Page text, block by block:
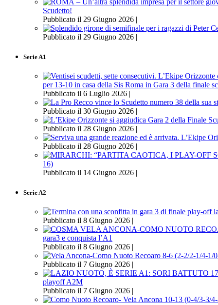
Scudetto!
Pubblicato il 29 Giugno 2026 |
Pubblicato il 29 Giugno 2026 |
Serie A1
per 13-10 in casa della Sis Roma in Gara 3 della finale
Pubblicato il 6 Luglio 2026 |
Pubblicato il 30 Giugno 2026 |
Pubblicato il 28 Giugno 2026 |
Pubblicato il 28 Giugno 2026 |
16)
Pubblicato il 14 Giugno 2026 |
Serie A2
Pubblicato il 8 Giugno 2026 |
gara3 e conquista l’A1
Pubblicato il 8 Giugno 2026 |
Pubblicato il 7 Giugno 2026 |
playoff A2M
Pubblicato il 7 Giugno 2026 |